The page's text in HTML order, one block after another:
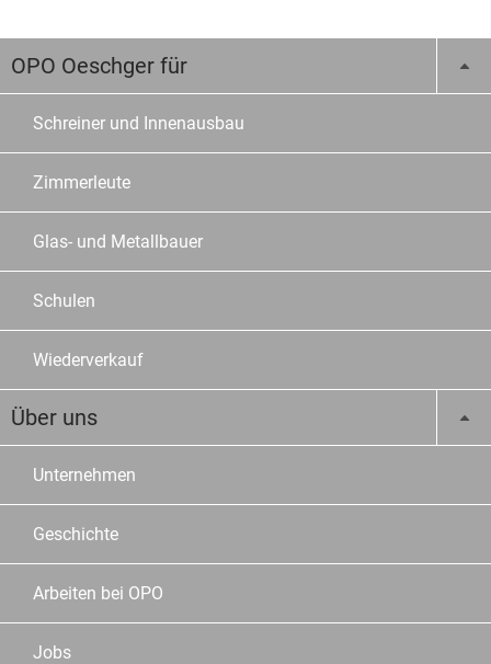
OPO Oeschger für
Schreiner und Innenausbau
Zimmerleute
Glas- und Metallbauer
Schulen
Wiederverkauf
Über uns
Unternehmen
Geschichte
Arbeiten bei OPO
Jobs